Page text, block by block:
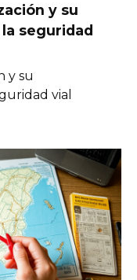
y su
seguridad
y su
vial